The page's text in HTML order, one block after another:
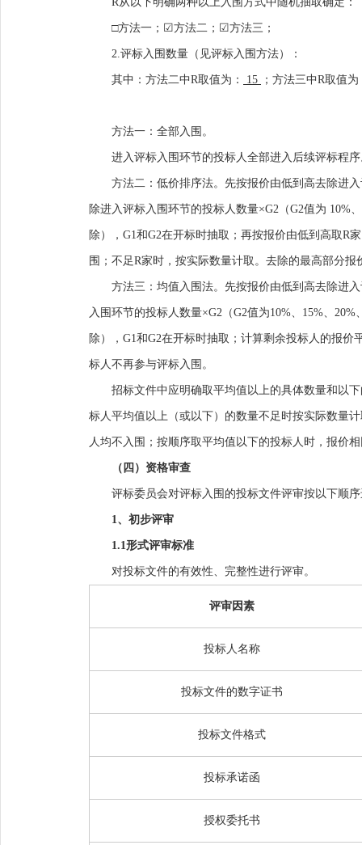
□方法一； ☑方法二； ☑方法三；
2.评标入围数量（见评标入围方法）：
其中：方法二中R取值为： 15 ；方法三中R取值为
方法一 ： 全部入围。
进入评标入围环节的投标人全部进入后续评标程
方法二： 低价排序法。先按报价由低到高去除进
除进入评标入围环节的投标人数量×G2 （G2值为 10%、
除）， G1和G2在开标时抽取 ； 再按报价由低到高取R
围；不足R家时，按实际数量计取。去除的最高部分
方法三： 均值 入围 法。先按报价由低到高去除进
入围环节的投标人数量×G2 （G2值为10%、 15%、 20%
除）， G1和G2在开标时抽取 ； 计算剩余投标人的报价
标人不再参与评标入围。
招标文件中应明确取平均值以上的具体数量和以
标人平均值以上（或以下）的数量不足时按实际数量
人均不入围；按顺序取平均值以下的投标人时，报价
（四）资格审查
评标委员会对评标入围 的投标文件评审按以下顺
1、初步评审
1.1形式评审标准
对投标文件的有效性、完整性进行评审。
评审因素
投标人名称
投标文件的数字证书
投标文件格式
投标承诺函
授权委托书